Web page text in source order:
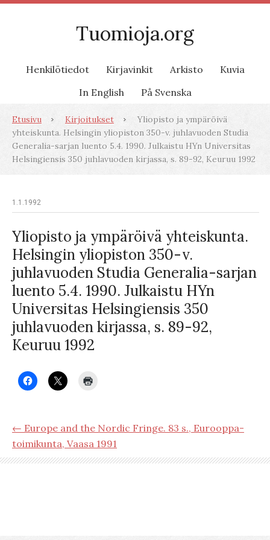
Tuomioja.org
Henkilötiedot Kirjavinkit Arkisto
Kuvia
In English
På Svenska
Etusivu Kirjoitukset
Yliopisto ja ympäröivä
yhteiskunta. Helsingin yliopiston 350-v. juhlavuoden Studia
Generalia-sarjan luento 5.4. 1990. Julkaistu HYn Universitas
Helsingiensis 350 juhlavuoden kirjassa, s. 89-92, Keuruu 1992
1.1.1992
Yliopisto ja ympäröivä yhteiskunta.
Helsingin yliopiston 350-v.
juhlavuoden Studia Generalia-sarjan
luento 5.4. 1990. Julkaistu HYn
Universitas Helsingiensis 350
juhlavuoden kirjassa, s. 89-92,
Keuruu 1992
← Europe and the Nordic Fringe. 83 s., Eurooppa-
toimikunta, Vaasa 1991